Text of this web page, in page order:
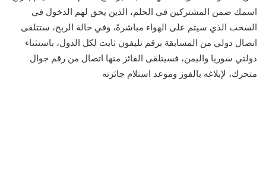
اسمك ضمن المشتركين في الحلم، الذين يحق لهم الدخول في
السحب الذي سيتم على الهواء مباشرةً، وفي حالة الربح، ستتلقى
اتصال دولي من المسابقة برقم تليفون ثابت لكل الدول، باستثناء
دولتي سوريا واليمن، فسيتلقى الفائز منها اتصال من رقم جوال
متحرك، لإبلاغه بالفوز وموعد استلام جائزته